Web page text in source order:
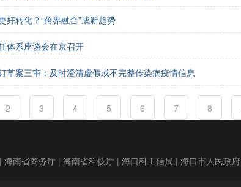
好转化？“跨界融合”成新趋势
体系座谈会在京召开
草案三审：及时澄清虚假或不完整传染病疫情信息
2 3 4 5 6 7 8
| 海南省商务厅 | 海南省科技厅 | 海口科工信局 | 海口市人民政府